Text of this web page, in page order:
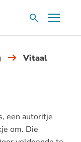
ZoekvakMenu
Vitaal
een autoritje
om. Die